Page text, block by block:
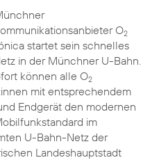
O2
startet sein schnelles
in der Münchner U-Bahn.
können alle O2
mit entsprechendem
Endgerät den modernen
im
U-Bahn-Netz der
Landeshauptstadt